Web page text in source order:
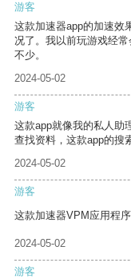
游客
这款加速器app的加速效
况了。我以前玩游戏经
不少。
2024-05-02
游客
这款app就像我的私人助
查找资料，这款app的搜
2024-05-02
游客
这款加速器VPM应用程
2024-05-02
游客